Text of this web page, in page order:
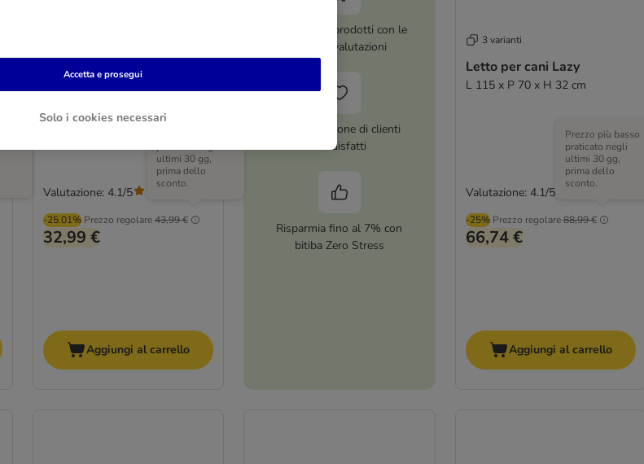
Letto per cani Lazy
L 75 x P 50 x H 25 cm
-25.01% Prezzo regolare43,99 €
ultimi 30 gg,
prima dello
sconto.
32,99 €
Valutazione: 4.1/5
Aggiungi al carrello
Oltre 8.000 prodotti con le
migliori valutazioni
Più di 1 milione di clienti
soddisfatti
Risparmia fino al 7% con
bitiba Zero Stress
3 varianti
Letto per cani Lazy
L 115 x P 70 x H 32 cm
-25% Prezzo regolare88,99 €
Prezzo più basso
praticato negli
ultimi 30 gg,
prima dello
sconto.
66,74 €
Valutazione: 4.1/5
Aggiungi al carrello
Solo i cookies necessari
Accetta e prosegui